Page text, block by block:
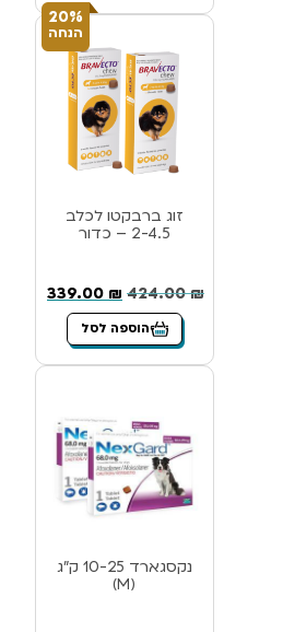
20%
הנחה
זוג ברבקטו לכלב
2-4.5 – כדור
424.00₪
339.00 ₪
הוספה לסל
נקסגארד 10-25 ק”ג
(M)